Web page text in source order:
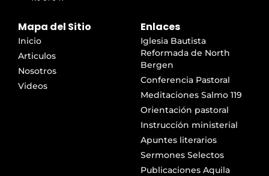
Mapa del Sitio
Inicio
Articulos
Nosotros
Videos
Enlaces
Iglesia Bautista
Reformada de North
Bergen
Conferencia Pastoral
Meditaciones Salmo 119
Orientación pastoral
Instrucción ministerial
Apuntes literarios
Sermones Selectos
Publicaciones Aquila